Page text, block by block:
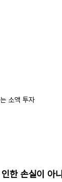
소액 투자
한 손실이 아